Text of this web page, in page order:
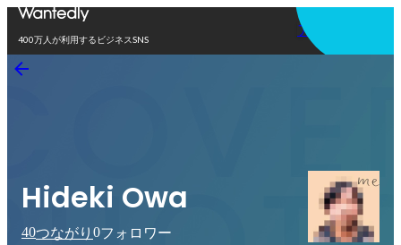
400万人が利用するビジネスSNS
アプリを使う
Hideki Owa
40つながり 0フォロワー